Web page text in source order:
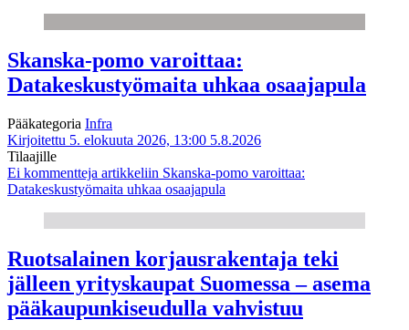
Skanska-pomo varoittaa:
Datakeskustyömaita uhkaa osaajapula
Pääkategoria Infra
Kirjoitettu 5. elokuuta 2026, 13:00 5.8.2026
Tilaajille
Ei kommentteja artikkeliin Skanska-pomo varoittaa:
Datakeskustyömaita uhkaa osaajapula
Ruotsalainen korjausrakentaja teki
jälleen yrityskaupat Suomessa – asema
pääkaupunkiseudulla vahvistuu